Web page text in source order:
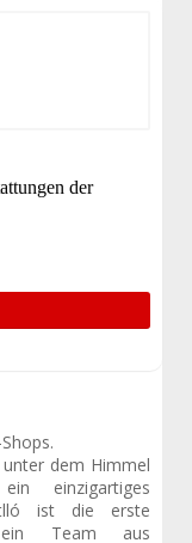
der
unter dem Himmel
einzigartiges
ist die erste
ein Team aus